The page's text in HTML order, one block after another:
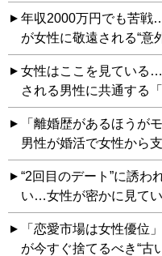
年収2000万円でも苦戦
が女性に敬遠される“意
女性はここを見ている
される男性に共通する
「離婚歴があるほうが
男性が婚活で女性から
“2回目のデート”に誘わ
い…女性が密かに見てい
「恋愛市場は女性優位
が今すぐ捨てるべき“古